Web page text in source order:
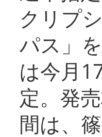
クリプ
パス」
は今月
定。発
間は、